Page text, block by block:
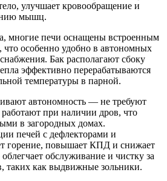
улучшает кровообращение и
мышц.
многие печи оснащены встроенным
что особенно удобно в автономных
Бак располагают сбоку
эффективно перерабатываются
температуры в парной.
автономность — не требуют
работают при наличии дров, что
в загородных домах.
печей с дефлекторами и
горение, повышает КПД и снижает
обслуживание и чистку за
таких как выдвижные зольники.